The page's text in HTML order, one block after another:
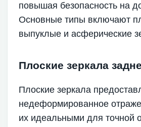
повышая безопасность на
Основные типы включают
выпуклые и асферические
Плоские зеркала
Плоские зеркала
недеформированное
их идеальными для точной